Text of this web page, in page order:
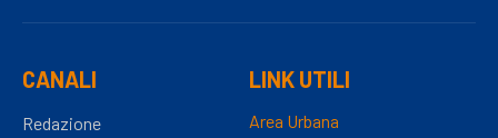
CANALI
Redazione
LINK UTILI
Area Urbana